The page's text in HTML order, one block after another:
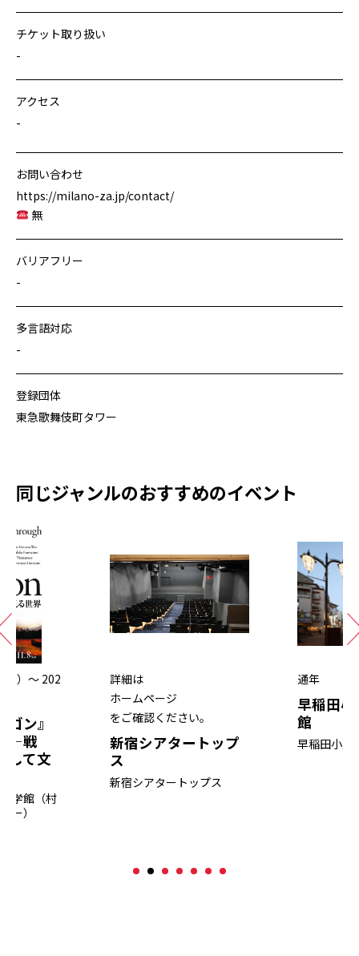
チケット取り扱い
-
アクセス
-
お問い合わせ
https://milano-za.jp/contact/
無
バリアフリー
-
多言語対応
-
登録団体
東急歌舞伎町タワー
同じジャンルのおすすめのイベント
金）～ 202
ン』
—戦
して文
学館（村
ー）
詳細は
ホームページ
をご確認ください。
新宿シアタートップ
ス
新宿シアタートップス
通年
早稲田
館
早稲田小劇